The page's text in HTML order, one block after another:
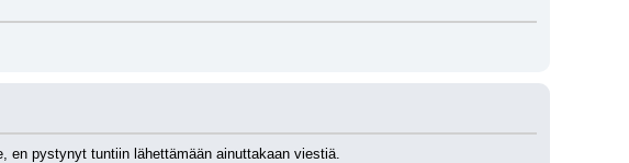
en pystynyt tuntiin lähettämään ainuttakaan viestiä.